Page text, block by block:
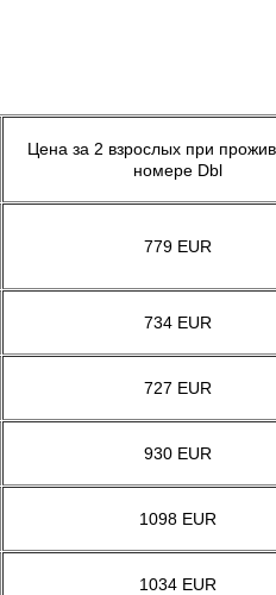
Цена за 2 взрослых при
номере Dbl
779 EUR
734 EUR
727 EUR
930 EUR
1098 EUR
1034 EUR